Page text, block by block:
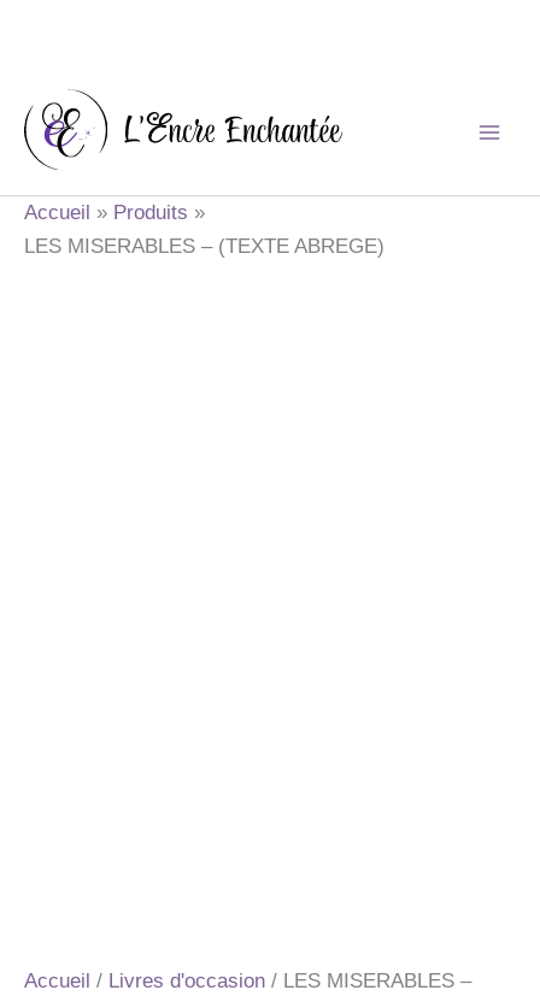
contenu
Accueil
Produits
LES MISERABLES – (TEXTE ABREGE)
Accueil / Livres d'occasion / LES MISERABLES –